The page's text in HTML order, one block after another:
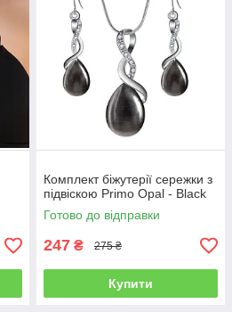
Комплект біжутерії сережки з
підвіскою Primo Opal - Black
Готово до відправки
247 ₴ 275 ₴
Купити